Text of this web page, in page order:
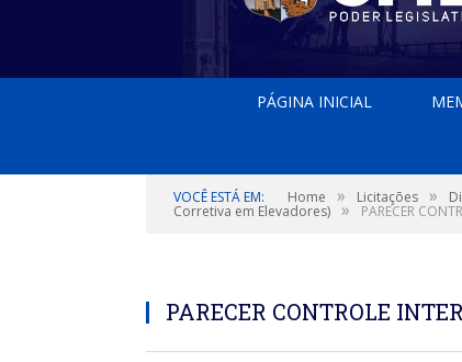
PÁGINA INICIAL
VOCÊ ESTÁ EM: Home » Licitações »
Corretiva em Elevadores) » PARECER
PARECER CONTROLE